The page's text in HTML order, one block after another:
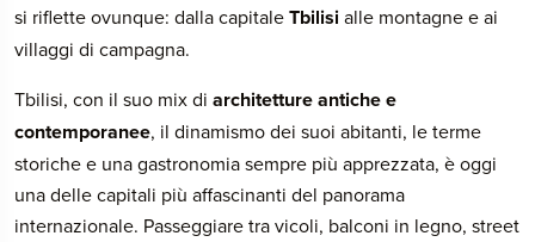
si riflette ovunque: dalla capitaleTbilisialle montagne e ai
villaggi di campagna.
Tbilisi, con il suo mix di architetture antiche e
contemporanee, il dinamismo dei suoi abitanti, le terme
storiche e una gastronomia sempre più apprezzata, è oggi
una delle capitali più affascinanti del panorama
internazionale. Passeggiare tra vicoli, balconi in legno, street